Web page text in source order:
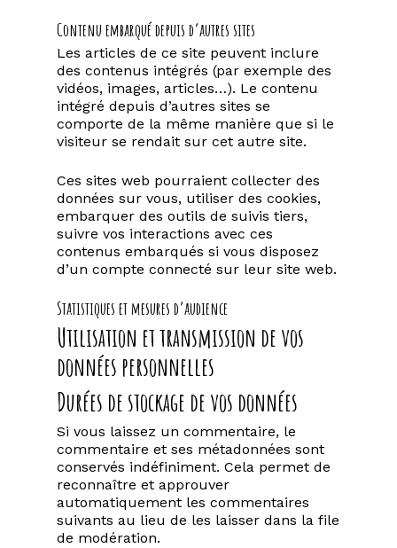
Contenu embarqué depuis d’autres sites
Les articles de ce site peuvent inclure
des contenus intégrés (par exemple des
vidéos, images, articles…). Le contenu
intégré depuis d’autres sites se
comporte de la même manière que si le
visiteur se rendait sur cet autre site.
Ces sites web pourraient collecter des
données sur vous, utiliser des cookies,
embarquer des outils de suivis tiers,
suivre vos interactions avec ces
contenus embarqués si vous disposez
d’un compte connecté sur leur site web.
Statistiques et mesures d’audience
Utilisation et transmission de vos
données personnelles
Durées de stockage de vos données
Si vous laissez un commentaire, le
commentaire et ses métadonnées sont
conservés indéfiniment. Cela permet de
reconnaître et approuver
automatiquement les commentaires
suivants au lieu de les laisser dans la file
de modération.